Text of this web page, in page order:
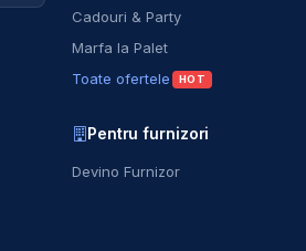
Cadouri & Party
Marfa la Palet
Toate ofertele
HOT
Pentru furnizori
Devino Furnizor